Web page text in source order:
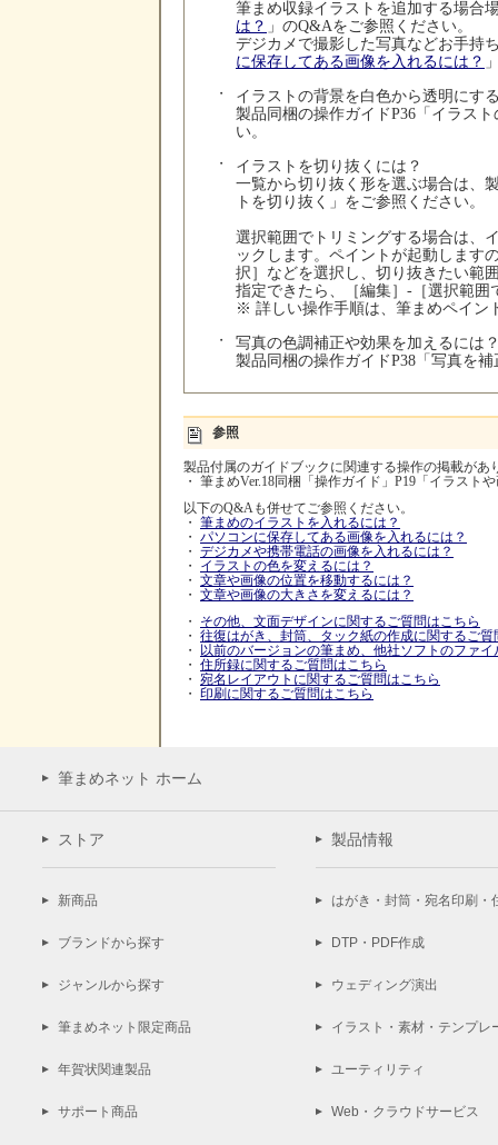
筆まめ収録イラストを追加する場合
は？ 」のQ&Aをご参照ください。
デジカメで撮影した写真などお手持
に保存してある画像を入れるには？
・
イラストの背景を白色から透明にす
製品同梱の操作ガイドP36「イラス
い。
・
イラストを切り抜くには？
一覧から切り抜く形を選ぶ場合は、
トを切り抜く」をご参照ください。
選択範囲でトリミングする場合は、
ックします。ペイントが起動します
択］などを選択し、切り抜きたい範
指定できたら、［編集］-［選択範
※ 詳しい操作手順は、筆まめペイン
・
写真の色調補正や効果を加えるには
製品同梱の操作ガイドP38「写真を
参照
製品付属のガイドブックに関連する操作の掲載があ
・ 筆まめVer.18同梱「操作ガイド」P19「イラスト
以下のQ&Aも併せてご参照ください。
・ 筆まめのイラストを入れるには？
・ パソコンに保存してある画像を入れるには？
・ デジカメや携帯電話の画像を入れるには？
・ イラストの色を変えるには？
・ 文章や画像の位置を移動するには？
・ 文章や画像の大きさを変えるには？
・ その他、文面デザインに関するご質問はこちら
・ 往復はがき、封筒、タック紙の作成に関するご質
・
以前のバージョンの筆まめ、他社ソフトのファ
・ 住所録に関するご質問はこちら
・ 宛名レイアウトに関するご質問はこちら
・ 印刷に関するご質問はこちら
筆まめネット ホーム
ストア
新商品
ブランドから探す
ジャンルから探す
筆まめネット限定商品
年賀状関連製品
サポート商品
製品情報
はがき・封筒・宛名印刷・
DTP・PDF作成
ウェディング演出
イラスト・素材・テンプレ
ユーティリティ
Web・クラウドサービス